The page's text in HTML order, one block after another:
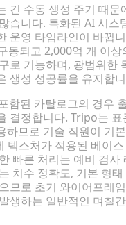
긴 수동 생성 주기 때문
습니다. 특화된 AI 시스
운영 타임라인이 바뀝
되고 2,000억 개 이상
로 기능하며, 광범위한
생성 성공률을 유지합
함된 카탈로그의 경우
결정합니다. Tripo는
하므로 기술 직원이 기
텍스처가 적용된 베이
빠른 처리는 예비 검사
치수 정확도, 기본 형
므로 초기 와이어프레
생하는 일반적인 며칠